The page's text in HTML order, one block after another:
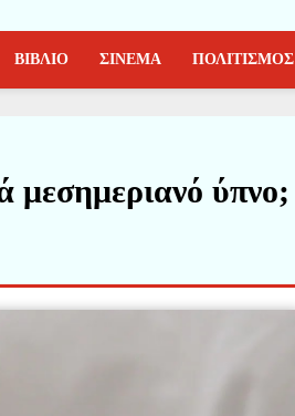
ΒΙΒΛΙΟ ΣΙΝΕΜΑ ΠΟΛΙΤΙΣΜΟΣ
μεσημεριανό ύπνο;